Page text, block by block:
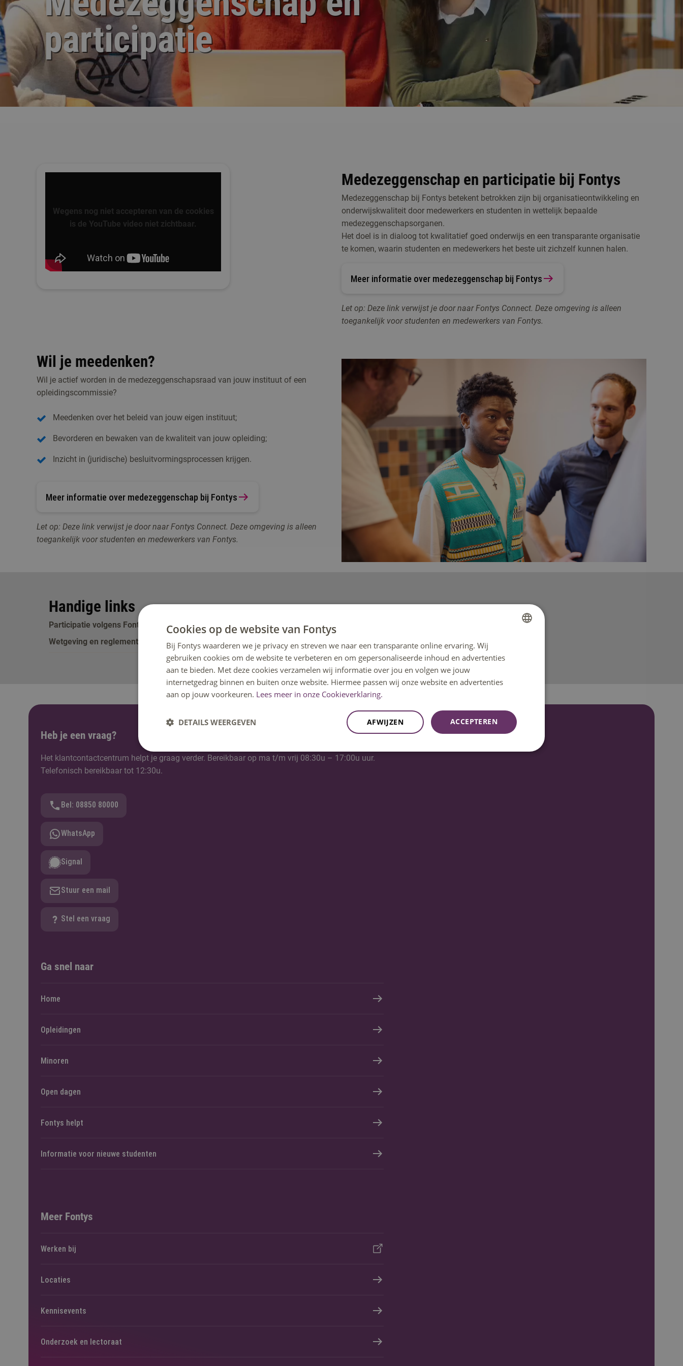
participatie
Wegens nog niet accepteren van de cookies
is de YouTube video niet zichtbaar.
Medezeggenschap en participatie bij Fontys
Medezeggenschap bij Fontys betekent betrokken zijn bij organisatieontwikkeling en
onderwijskwaliteit door medewerkers en studenten in wettelijk bepaalde
medezeggenschapsorganen.
Het doel is in dialoog tot kwalitatief goed onderwijs en een transparante organisatie
te komen, waarin studenten en medewerkers het beste uit zichzelf kunnen halen.
Meer informatie over medezeggenschap bij Fontys
Let op: Deze link verwijst je door naar Fontys Connect. Deze omgeving is alleen
toegankelijk voor studenten en medewerkers van Fontys.
Wil je meedenken?
Wil je actief worden in de medezeggenschapsraad van jouw instituut of een
opleidingscommissie?
Meedenken over het beleid van jouw eigen instituut;
Bevorderen en bewaken van de kwaliteit van jouw opleiding;
Inzicht in (juridische) besluitvormingsprocessen krijgen.
Meer informatie over medezeggenschap bij Fontys
Let op: Deze link verwijst je door naar Fontys Connect. Deze omgeving is alleen
toegankelijk voor studenten en medewerkers van Fontys.
Handige links
Participatie volgens Fontys
Wetgeving en reglementen
Heb je een vraag?
Het klantcontactcentrum helpt je graag verder. Bereikbaar op ma t/m vrij 08:30u – 17:00u uur.
Telefonisch bereikbaar tot 12:30u.
Bel: 08850 80000
WhatsApp
Signal
Stuur een mail
Stel een vraag
Ga snel naar
Home
Opleidingen
Minoren
Open dagen
Fontys helpt
Informatie voor nieuwe studenten
Meer Fontys
Werken bij
Locaties
Kennisevents
Onderzoek en lectoraat
ENGLISH
Cookies op de website van Fontys
Bij Fontys waarderen we je privacy en streven we naar een transparante online ervaring. Wij
gebruiken cookies om de website te verbeteren en om gepersonaliseerde inhoud en advertenties
aan te bieden. Met deze cookies verzamelen wij informatie over jou en volgen we jouw
internetgedrag binnen en buiten onze website. Hiermee passen wij onze website en advertenties
aan op jouw voorkeuren. Lees meer in onze Cookieverklaring.
ACCEPTEREN
AFWIJZEN
DETAILS WEERGEVEN